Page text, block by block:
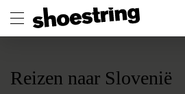
Reizen naar Slovenië